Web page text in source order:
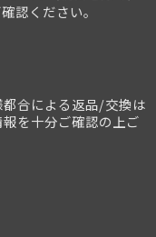
認ください。
合による返品/交換は
を十分ご確認の上ご